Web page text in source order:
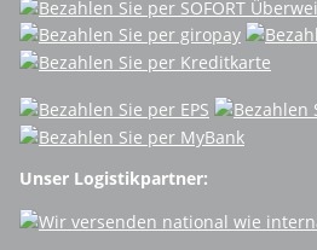
Unser Logistikpartner: